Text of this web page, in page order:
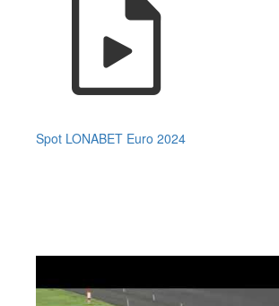
Spot LONABET Euro 2024